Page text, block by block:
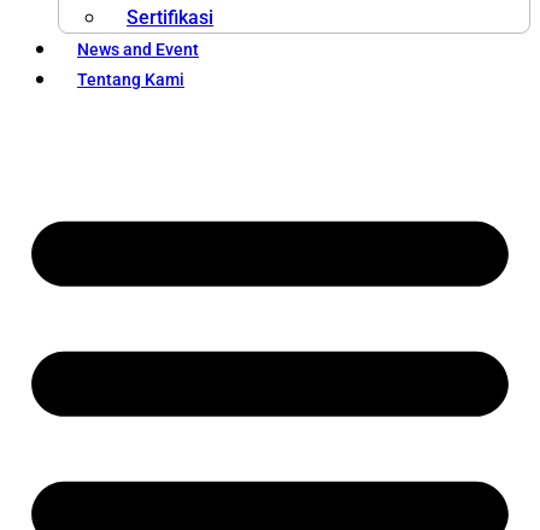
Sertifikasi
News and Event
Tentang Kami